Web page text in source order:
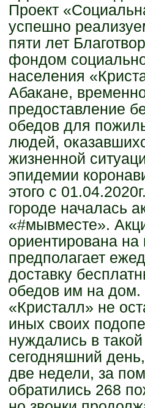
Проект
успешно
пяти лет
фондом
населения
Абакане,
предоставление
обедов для
людей,
жизненной
эпидемии
этого с
городе началась
«#мывместе».
ориентирована
предполагает
доставку
обедов им на
«Кристалл» не
иных своих
нуждались в
сегодняшний
две недели, за
обратились 268